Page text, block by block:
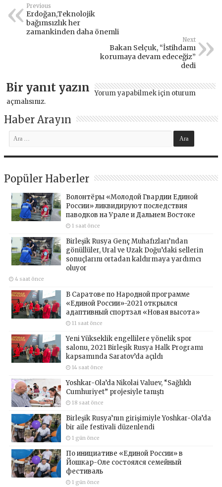
Previous
Erdoğan,Teknolojik
bağımsızlık her
zamankinden daha önemli
Next
Bakan Selçuk, “İstihdamı
korumaya devam edeceğiz”
dedi
Bir yanıt yazın Yorum yapabilmek için oturum
açmalısınız.
Haber Arayın
Popüler Haberler
Волонтёры «Молодой Гвардии Единой
России» ликвидируют последствия
паводков на Урале и Дальнем Востоке
1 saat önce
Birleşik Rusya Genç Muhafızları’ndan
gönüllüler, Ural ve Uzak Doğu’daki sellerin
sonuçlarını ortadan kaldırmaya yardımcı
oluyor
4 saat önce
В Саратове по Народной программе
«Единой России»-2021 открылся
адаптивный спортзал «Новая высота»
11 saat önce
Yeni Yükseklik engellilere yönelik spor
salonu, 2021 Birleşik Rusya Halk Programı
kapsamında Saratov’da açıldı
14 saat önce
Yoshkar-Ola’da Nikolai Valuev, “Sağlıklı
Cumhuriyet” projesiyle tanıştı
18 saat önce
Birleşik Rusya’nın girişimiyle Yoshkar-Ola’da
bir aile festivali düzenlendi
1 gün önce
По инициативе «Единой России» в
Йошкар-Оле состоялся семейный
фестиваль
1 gün önce